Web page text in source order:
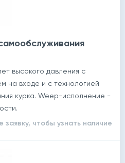
высокого давления с
на входе и с технологией
курка. Weep-исполнение -
чтобы узнать наличие